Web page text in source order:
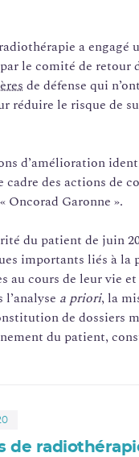
a engagé
le comité de retour
de défense qui
le risque de
d’amélioration
des actions de
Oncorad Garonne ».
du patient de juin
importants liés à la
cours de leur vie et
a priori, la
de dossiers
du patient,
de